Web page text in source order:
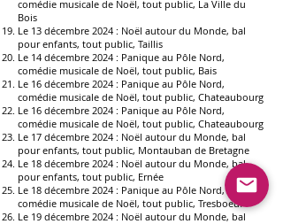
comédie musicale de Noël, tout public, La Ville du
Bois
Le 13 décembre 2024 : Noël autour du Monde, bal
pour enfants, tout public, Taillis
Le 14 décembre 2024 : Panique au Pôle Nord,
comédie musicale de Noël, tout public, Bais
Le 16 décembre 2024 : Panique au Pôle Nord,
comédie musicale de Noël, tout public, Chateaubourg
Le 16 décembre 2024 : Panique au Pôle Nord,
comédie musicale de Noël, tout public, Chateaubourg
Le 17 décembre 2024 : Noël autour du Monde, bal
pour enfants, tout public, Montauban de Bretagne
Le 18 décembre 2024 : Noël autour du Monde, bal
pour enfants, tout public, Ernée
Le 18 décembre 2024 : Panique au Pôle Nord,
comédie musicale de Noël, tout public, Tresboeuf
Le 19 décembre 2024 : Noël autour du Monde, bal